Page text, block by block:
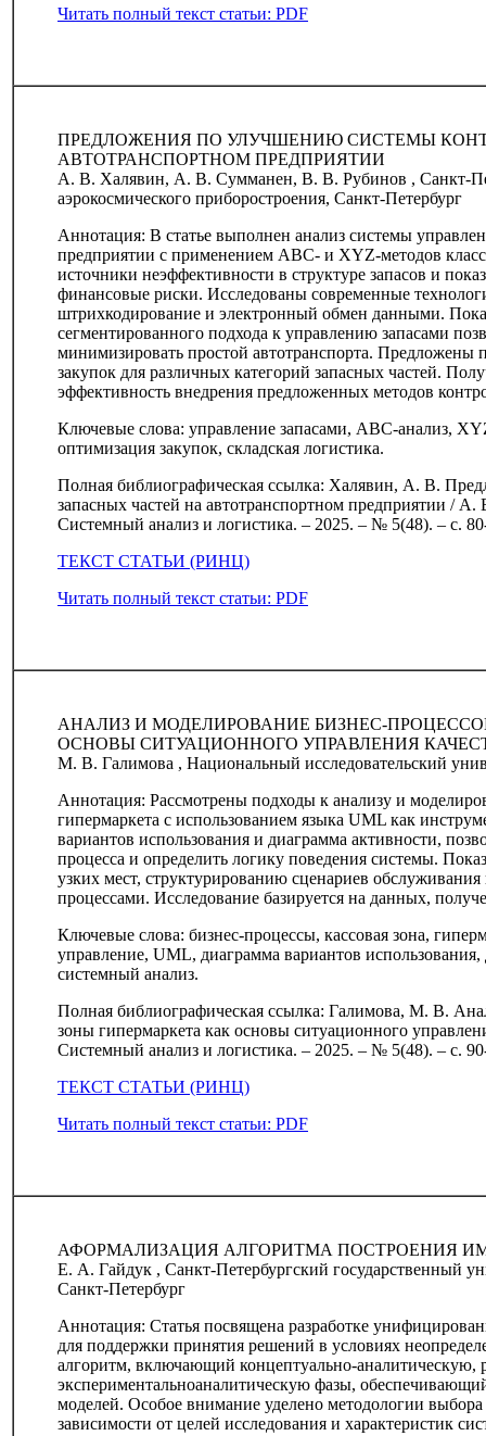
Читать полный текст статьи: PDF
ПРЕДЛОЖЕНИЯ ПО УЛУЧШЕНИЮ СИСТЕМЫ
АВТОТРАНСПОРТНОМ ПРЕДПРИЯТИИ
А. В. Халявин, А. В. Сумманен, В. В. Рубинов , Санкт-
аэрокосмического приборостроения, Санкт-Петербург
Аннотация: В статье выполнен анализ системы
предприятии с применением ABC- и XYZ-методов
источники неэффективности в структуре запасов и
финансовые риски. Исследованы современные
штрихкодирование и электронный обмен данными.
сегментированного подхода к управлению запасами
минимизировать простой автотранспорта.
закупок для различных категорий запасных частей.
эффективность внедрения предложенных методов
Ключевые слова: управление запасами, ABC-анализ,
оптимизация закупок, складская логистика.
Полная библиографическая ссылка: Халявин, А. В.
запасных частей на автотранспортном предприятии
Системный анализ и логистика. – 2025. – № 5(48). – с.
ТЕКСТ СТАТЬИ (РИНЦ)
Читать полный текст статьи: PDF
АНАЛИЗ И МОДЕЛИРОВАНИЕ БИЗНЕС-
ОСНОВЫ СИТУАЦИОННОГО УПРАВЛЕНИЯ
М. В. Галимова , Национальный исследовательский
Аннотация: Рассмотрены подходы к анализу и
гипермаркета с использованием языка UML как
вариантов использования и диаграмма активности,
процесса и определить логику поведения системы.
узких мест, структурированию сценариев
процессами. Исследование базируется на данных,
Ключевые слова: бизнес-процессы, кассовая зона,
управление, UML, диаграмма вариантов
системный анализ.
Полная библиографическая ссылка: Галимова, М. В.
зоны гипермаркета как основы ситуационного
Системный анализ и логистика. – 2025. – № 5(48). – с.
ТЕКСТ СТАТЬИ (РИНЦ)
Читать полный текст статьи: PDF
АФОРМАЛИЗАЦИЯ АЛГОРИТМА ПОСТРОЕНИЯ
Е. А. Гайдук , Санкт-Петербургский государственный
Санкт-Петербург
Аннотация: Статья посвящена разработке
для поддержки принятия решений в условиях
алгоритм, включающий концептуально-аналитическую,
экспериментальноаналитическую фазы,
моделей. Особое внимание уделено методологии
зависимости от целей исследования и характеристик